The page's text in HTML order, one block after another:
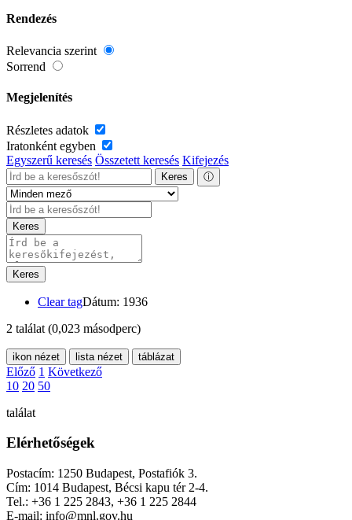
Rendezés
Relevancia szerint
Sorrend
Megjelenítés
Részletes adatok
Iratonként egyben
Egyszerű keresés Összetett keresés Kifejezés
Keres ⓘ
Keres
Keres
Clear tagDátum: 1936
2 találat (0,023 másodperc)
ikon nézet lista nézet táblázat
Előző 1 Következő
10 20 50
találat
Elérhetőségek
Postacím: 1250 Budapest, Postafiók 3.
Cím: 1014 Budapest, Bécsi kapu tér 2-4.
Tel.: +36 1 225 2843, +36 1 225 2844
E-mail: info@mnl.gov.hu